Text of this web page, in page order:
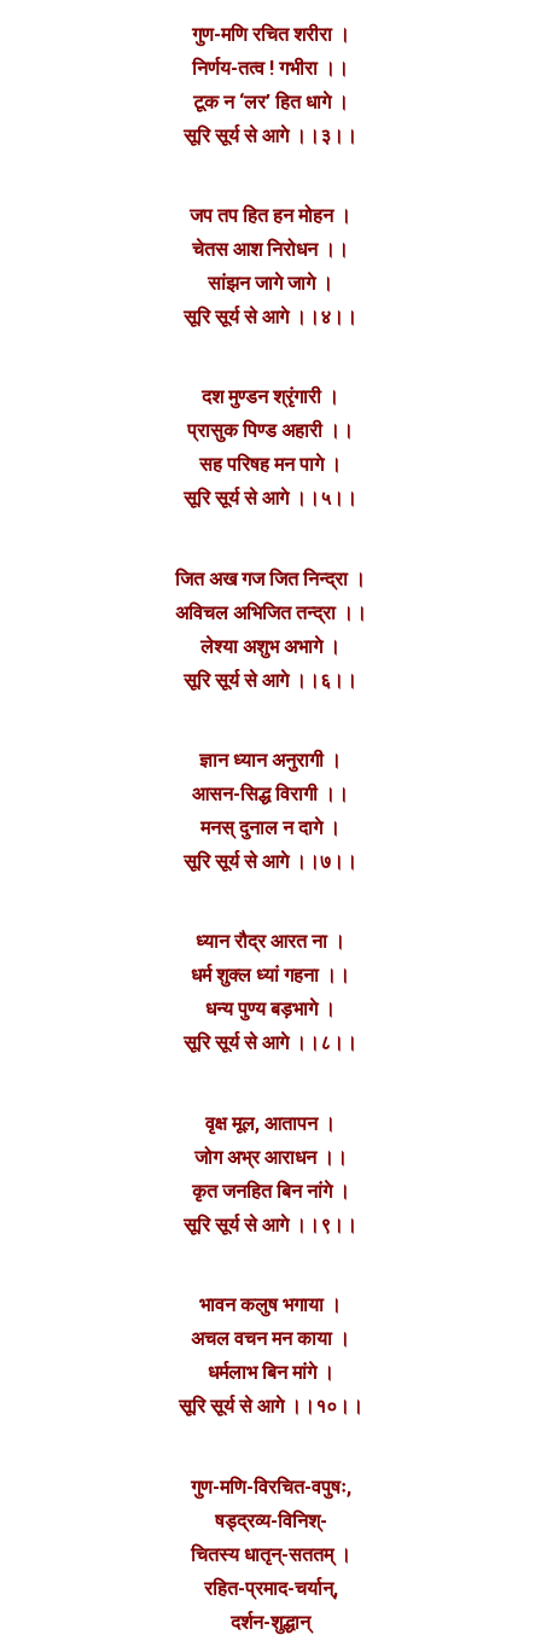
गुण-मणि रचित शरीरा ।
निर्णय-तत्व ! गभीरा ।।
टूक न ‘लर’ हित धागे ।
सूरि सूर्य से आगे ।।३।।
जप तप हित हन मोहन ।
चेतस आश निरोधन ।।
सांझन जागे जागे ।
सूरि सूर्य से आगे ।।४।।
दश मुण्डन श्रृंगारी ।
प्रासुक पिण्ड अहारी ।।
सह परिषह मन पागे ।
सूरि सूर्य से आगे ।।५।।
जित अख गज जित निन्द्रा ।
अविचल अभिजित तन्द्रा ।।
लेश्या अशुभ अभागे ।
सूरि सूर्य से आगे ।।६।।
ज्ञान ध्यान अनुरागी ।
आसन-सिद्ध विरागी ।।
मनस् दुनाल न दागे ।
सूरि सूर्य से आगे ।।७।।
ध्यान रौद्र आरत ना ।
धर्म शुक्ल ध्यां गहना ।।
धन्य पुण्य बड़भागे ।
सूरि सूर्य से आगे ।।८।।
वृक्ष मूल, आतापन ।
जोग अभ्र आराधन ।।
कृत जनहित बिन नांगे ।
सूरि सूर्य से आगे ।।९।।
भावन कलुष भगाया ।
अचल वचन मन काया ।
धर्मलाभ बिन मांगे ।
सूरि सूर्य से आगे ।।१०।।
गुण-मणि-विरचित-वपुषः,
षड्द्रव्य-विनिश्-
चितस्य धातृन्-सततम् ।
रहित-प्रमाद-चर्यान्,
दर्शन-शुद्धान्